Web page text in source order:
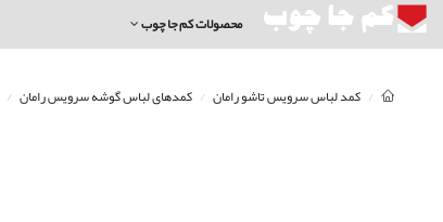
محصولات کم جا چوب
کمد لباس سرویس تاشو رامان کمدهای لباس گوشه سرویس رامان